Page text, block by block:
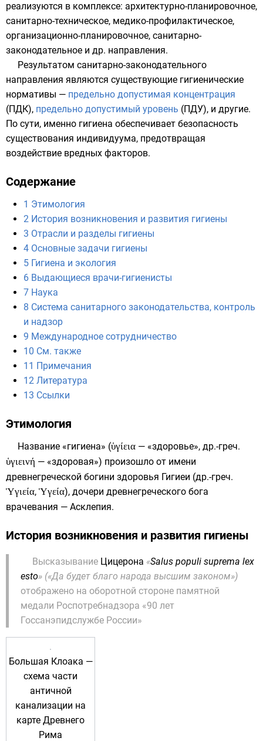
реализуются в комплексе: архитектурно-планировочное,
санитарно-техническое, медико-профилактическое,
организационно-планировочное, санитарно-
законодательное и др. направления.
Результатом санитарно-законодательного
направления являются существующие гигиенические
нормативы — предельно допустимая концентрация
(ПДК), предельно допустимый уровень (ПДУ), и другие.
По сути, именно гигиена обеспечивает безопасность
существования индивидуума, предотвращая
воздействие вредных факторов.
Содержание
1 Этимология
2 История возникновения и развития гигиены
3 Отрасли и разделы гигиены
4 Основные задачи гигиены
5 Гигиена и экология
6 Выдающиеся врачи-гигиенисты
7 Наука
8 Система санитарного законодательства, контроль
и надзор
9 Международное сотрудничество
10 См. также
11 Примечания
12 Литература
13 Ссылки
Этимология
Название «гигиена» (ὑγίεια — «здоровье», др.-греч.
ὑγιεινή — «здоровая») произошло от имени
древнегреческой богини здоровья Гигиеи (др.-греч.
Ὑγιεία, Ὑγεία), дочери древнегреческого бога
врачевания — Асклепия.
История возникновения и развития гигиены
Высказывание Цицерона «Salus populi suprema lex
esto» («Да будет благо народа высшим законом»)
отображено на оборотной стороне памятной
медали Роспотребнадзора «90 лет
Госсанэпидслужбе России»
Большая Клоака —
схема части
античной
канализации на
карте Древнего
Рима